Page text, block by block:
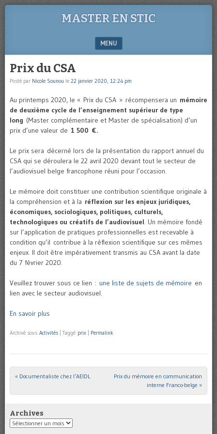
MASTER EN STIC
MENU
Prix du CSA
Posté par Nicole Sounou le 22 janvier 2020, 12:24 pm
Au printemps 2020, le « Prix du CSA » récompensera un mémoire
de deuxième cycle de l’enseignement supérieur de type
long (Master complémentaire et Master de spécialisation) d’un
prix d’une valeur de 1 500 €.
Le prix sera décerné lors de la présentation du rapport annuel du
CSA qui se déroulera le 22 avril 2020 devant tout le secteur de
l’audiovisuel belge francophone réuni pour l’occasion.
Le mémoire doit constituer une contribution scientifique originale à
la compréhension et à la réflexion sur les enjeux juridiques,
économiques, sociologiques, politiques, culturels,
technologiques ou créatifs de l’audiovisuel. Un mémoire fondé
sur l’application de pratiques professionnelles est recevable à
condition qu’il contribue à la réflexion scientifique sur ces mêmes
enjeux. Il doit être impérativement transmis au CSA avant la date
du 7 février 2020.
Veuillez trouver sous ce lien : une liste de sujets de mémoire en
lien avec le secteur audiovisuel.
En savoir plus
Archivé sous Activités Taggé prix Permalink
Post navigation
« Documentaliste chez l’AEIDL
Prix du mémoire en communication
interne Franco-belge »
Archives
Archives